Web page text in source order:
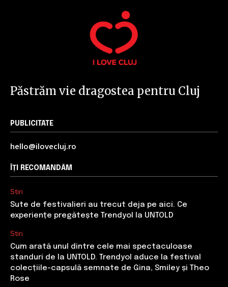
Păstrăm vie dragostea pentru Cluj
PUBLICITATE
hello@ilovecluj.ro
ÎȚI RECOMANDĂM
Stiri
Sute de festivalieri au trecut deja pe aici. Ce
experiențe pregătește Trendyol la UNTOLD
Stiri
Cum arată unul dintre cele mai spectaculoase
standuri de la UNTOLD. Trendyol aduce la festival
colecțiile-capsulă semnate de Gina, Smiley și Theo
Rose